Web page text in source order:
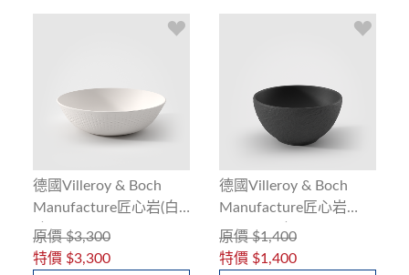
德國Villeroy & Boch
Manufacture匠心岩(白)
碗27cm
原價 $3,300
特價 $3,300
德國Villeroy & Boch
Manufacture匠心岩
(黑)14cm碗
原價 $1,400
特價 $1,400